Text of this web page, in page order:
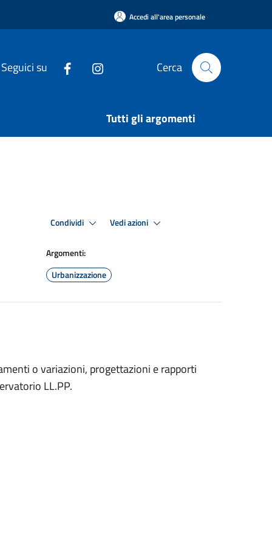
Accedi all'area personale
Seguici su Cerca
Tutti gli argomenti
Condividi Vedi azioni
Argomenti:
Urbanizzazione
o variazioni, progettazioni e rapporti
LL.PP.